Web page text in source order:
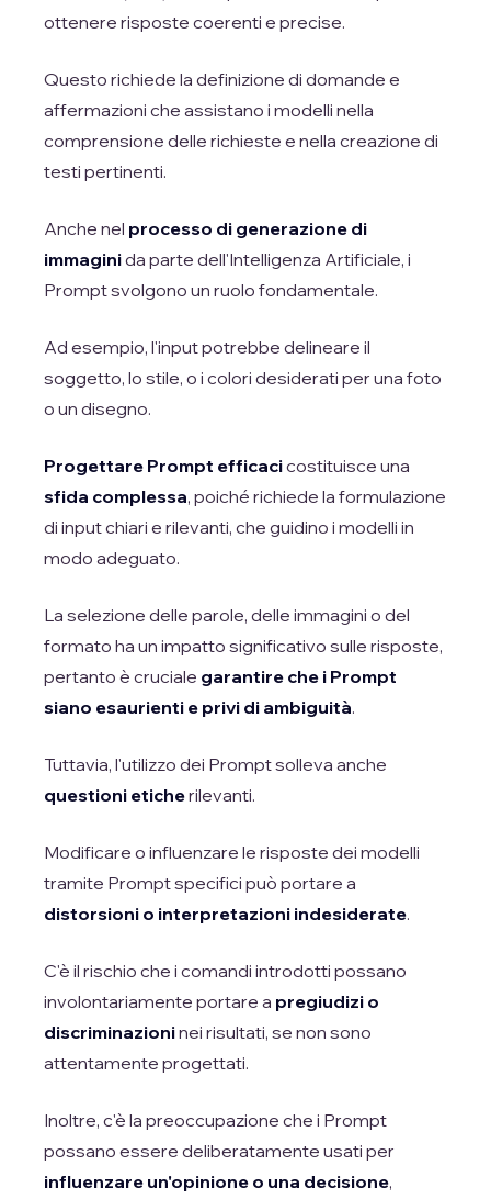
ottenere risposte coerenti e precise.
Questo richiede la definizione di domande e
affermazioni che assistano i modelli nella
comprensione delle richieste e nella creazione di
testi pertinenti.
Anche nel processo di generazione di
immaginida parte dell'Intelligenza Artificiale, i
Prompt svolgono un ruolo fondamentale.
Ad esempio, l'input potrebbe delineare il
soggetto, lo stile, o i colori desiderati per una foto
o un disegno.
Progettare Prompt efficacicostituisce una
sfida complessa, poiché richiede la formulazione
di input chiari e rilevanti, che guidino i modelli in
modo adeguato.
La selezione delle parole, delle immagini o del
formato ha un impatto significativo sulle risposte,
pertanto è cruciale garantire che i Prompt
siano esaurienti e privi di ambiguità.
Tuttavia, l'utilizzo dei Prompt solleva anche
questioni eticherilevanti.
Modificare o influenzare le risposte dei modelli
tramite Prompt specifici può portare a
distorsioni o interpretazioni indesiderate.
C'è il rischio che i comandi introdotti possano
involontariamente portare a pregiudizi o
discriminazioninei risultati, se non sono
attentamente progettati.
Inoltre, c'è la preoccupazione che i Prompt
possano essere deliberatamente usati per
influenzare un'opinione o una decisione,